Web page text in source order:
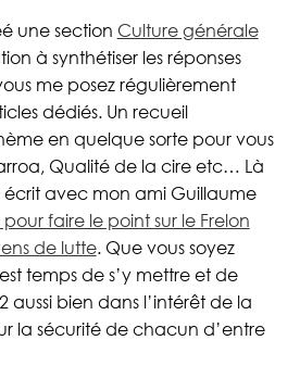
une section Culture générale
à synthétiser les réponses
me posez régulièrement
dédiés. Un recueil
en quelque sorte pour vous
Qualité de la cire etc… Là
avec mon ami Guillaume
faire le point sur le Frelon
de lutte. Que vous soyez
temps de s’y mettre et de
aussi bien dans l’intérêt de la
la sécurité de chacun d’entre